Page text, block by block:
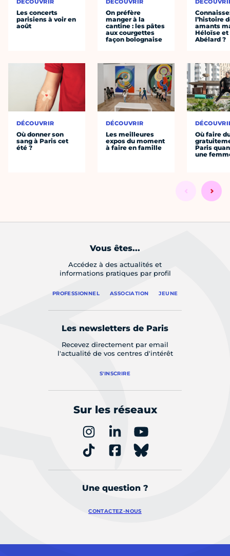
DÉCOUVRIR
Les concerts
parisiens à voir en
août
DÉCOUVRIR
Où donner son
sang à Paris cet
été ?
DÉCOUVRIR
On préfère
manger à la
cantine : les pâtes
aux courgettes
façon bolognaise
DÉCOUVRIR
Les meilleures
expos du moment
à faire en famille
l’histoire
amants
Héloïse et
Abélard ?
Où faire
Paris
une
Vous êtes...
Accédez à des actualités et
informations pratiques par profil
PROFESSIONNEL ASSOCIATION JEUNE
Les newsletters de Paris
Recevez directement par email
l'actualité de vos centres d'intérêt
S'INSCRIRE
Sur les réseaux
Une question ?
CONTACTEZ-NOUS